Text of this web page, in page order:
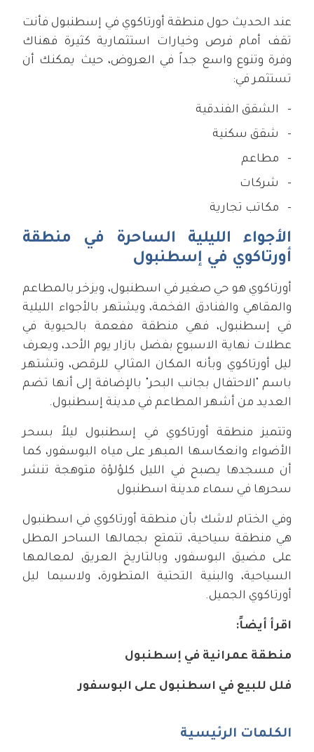
عند الحديث حول منطقة أورتاكوي في إسطنبول فأنت
تقف أمام فرص وخيارات استثمارية كثيرة فهناك
وفرة وتنوع واسع جداً في العروض، حيث يمكنك أن
تستثمر في:
الشقق الفندقية
شقق سكنية
مطاعم
شركات
مكاتب تجارية
الأجواء الليلية الساحرة في منطقة
أورتاكوي في إسطنبول
أورتاكوي هو حي صغير في اسطنبول، ويزخر بالمطاعم
والمقاهي والفنادق الفخمة، ويشتهر بالأجواء الليلية
في إسطنبول، فهي منطقة مفعمة بالحيوية في
عطلات نهاية الاسبوع بفضل بازار يوم الأحد، ويعرف
ليل أورتاكوي وبأنه المكان المثالي للرقص، وتشتهر
باسم "الاحتفال بجانب البحر" بالإضافة إلى أنها تضم
العديد من أشهر المطاعم في مدينة إسطنبول.
وتتميز منطقة أورتاكوي في إسطنبول ليلاً بسحر
الأضواء وانعكاسها المبهر على مياه البوسفور، كما
أن مسجدها يصبح في الليل كلؤلؤة متوهجة تنشر
سحرها في سماء مدينة اسطنبول
وفي الختام لاشك بأن منطقة أورتاكوي في اسطنبول
هي منطقة سياحية، تتمتع بجمالها الساحر المطل
على مضيق البوسفور، وبالتاريخ العريق لمعالمها
السياحية، والبنية التحتية المتطورة، ولاسيما ليل
أورتاكوي الجميل.
اقرأ أيضاً:
منطقة عمرانية في إسطنبول
فلل للبيع في اسطنبول على البوسفور
الكلمات الرئيسية